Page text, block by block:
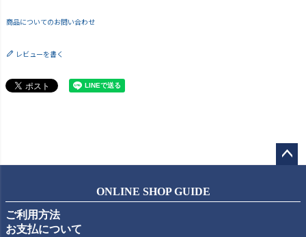
商品についてのお問い合わせ
レビューを書く
ップ
ONLINE SHOP GUIDE
ご利用方法
お支払について